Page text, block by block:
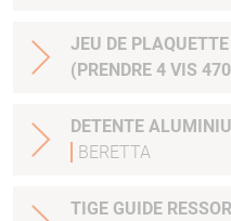
JEU DE
(PRENDRE 4 VIS
DETENTE
BERETTA
TIGE GUIDE